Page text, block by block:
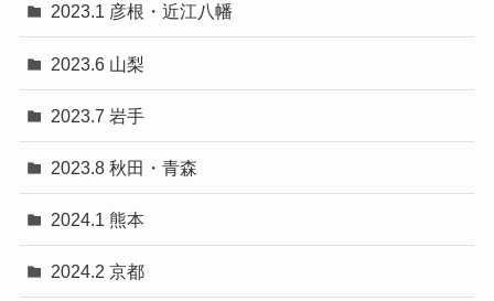
2023.1 彦根・近江八幡
2023.6 山梨
2023.7 岩手
2023.8 秋田・青森
2024.1 熊本
2024.2 京都